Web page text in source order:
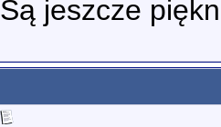
Są jeszcze